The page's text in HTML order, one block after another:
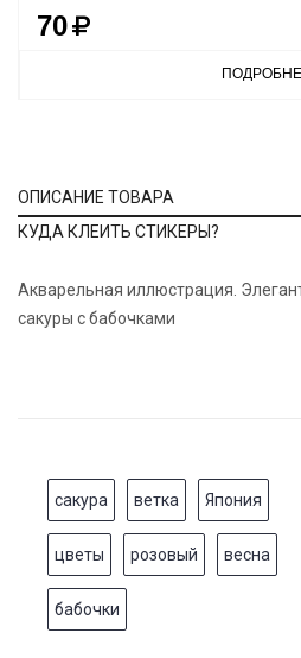
70
ОПИСАНИЕ ТОВАРА
КУДА КЛЕИТЬ СТИКЕРЫ?
Акварельная иллюстрация.
сакуры с бабочками
сакура ветка Япония
цветы розовый весна
бабочки